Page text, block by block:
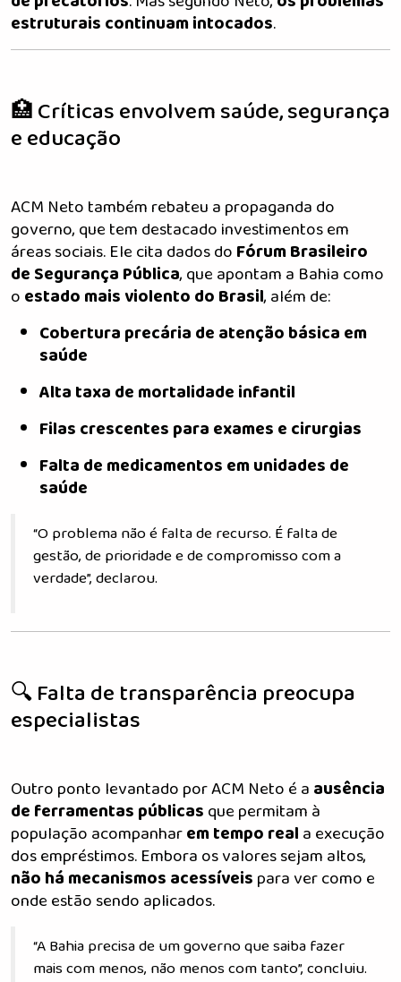
estruturais continuam intocados.
🏥 Críticas envolvem saúde, segurança
e educação
ACM Neto também rebateu a propaganda do
governo, que tem destacado investimentos em
áreas sociais. Ele cita dados doFórum Brasileiro
de Segurança Pública, que apontam a Bahia como
oestado mais violento do Brasil, além de:
Cobertura precária de atenção básica em
saúde
Alta taxa de mortalidade infantil
Filas crescentes para exames e cirurgias
Falta de medicamentos em unidades de
saúde
“O problema não é falta de recurso. É falta de
gestão, de prioridade e de compromisso com a
verdade”, declarou.
🔍 Falta de transparência preocupa
especialistas
Outro ponto levantado por ACM Neto é aausência
de ferramentas públicasque permitam à
população acompanharem tempo reala execução
dos empréstimos. Embora os valores sejam altos,
não há mecanismos acessíveispara ver como e
onde estão sendo aplicados.
“A Bahia precisa de um governo que saiba fazer
mais com menos, não menos com tanto”, concluiu.